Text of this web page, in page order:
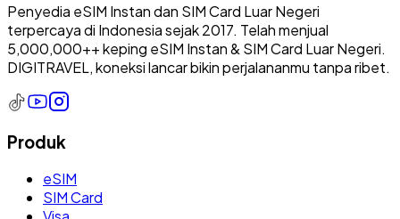
Penyedia eSIM Instan dan SIM Card Luar Negeri
terpercaya di Indonesia sejak 2017. Telah menjual
5,000,000++ keping eSIM Instan & SIM Card Luar Negeri.
DIGITRAVEL, koneksi lancar bikin perjalananmu tanpa ribet.
Produk
eSIM
SIM Card